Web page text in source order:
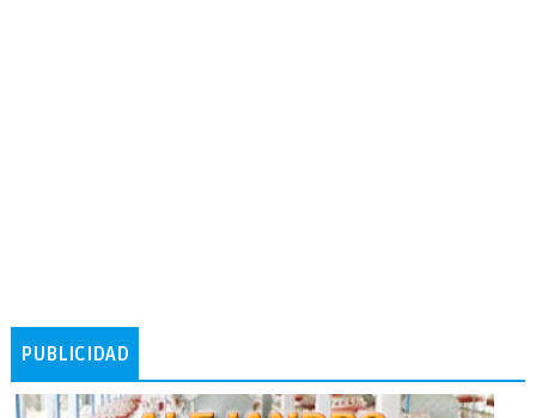
PUBLICIDAD